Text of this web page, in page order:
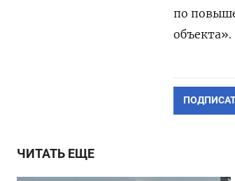
по
объекта».
ЧИТАТЬ ЕЩЕ